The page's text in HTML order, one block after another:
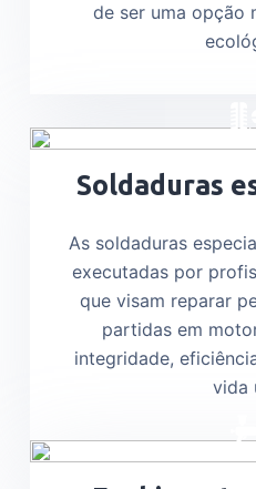
de ser uma opção
Soldaduras
As soldaduras
executadas por
que visam reparar
partidas em
integridade,
vida